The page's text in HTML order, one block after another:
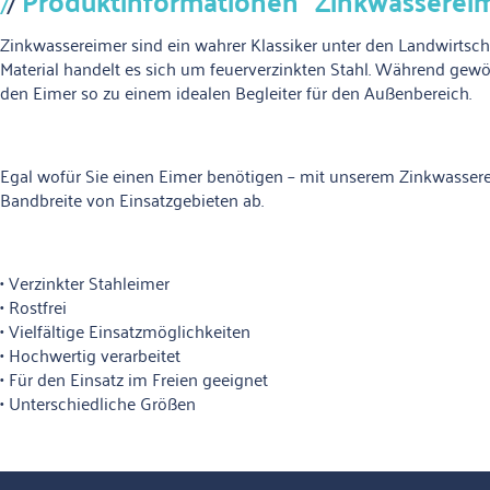
Zinkwassereimer sind ein wahrer Klassiker unter den
Material handelt es sich um feuerverzinkten Stahl. Während
den Eimer so zu einem idealen Begleiter für den Außenbereich.
Egal wofür Sie einen Eimer benötigen – mit unserem
Bandbreite von Einsatzgebieten ab.
• Verzinkter Stahleimer
• Rostfrei
• Vielfältige Einsatzmöglichkeiten
• Hochwertig verarbeitet
• Für den Einsatz im Freien geeignet
• Unterschiedliche Größen